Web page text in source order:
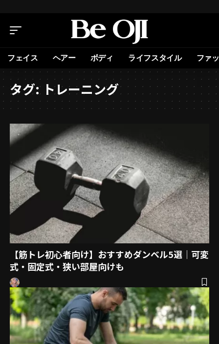
フェイス ヘアー ボディ ライフスタイル ファ
タグ: トレーニング
【筋トレ初心者向け】おすすめダンベル5選｜可変
式・固定式・狭い部屋向けも